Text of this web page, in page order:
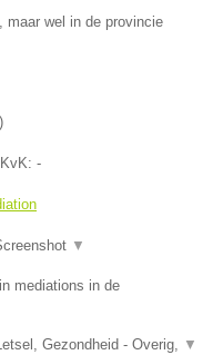
maar wel in de provincie
)
-
▼
mediations in de
Gezondheid - Overig, ▼